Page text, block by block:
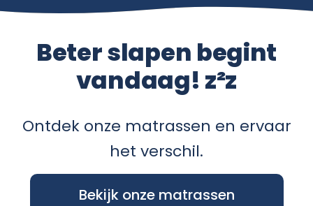
Beter slapen begint
vandaag! z²z
Ontdek onze matrassen en ervaar
het verschil.
Bekijk onze matrassen